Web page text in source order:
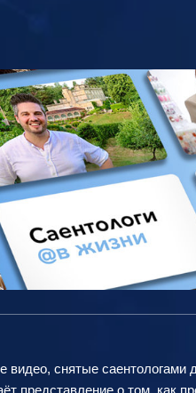
видео, снятые саентологами